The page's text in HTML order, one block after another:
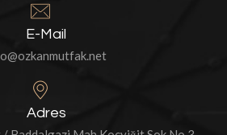
E-Mail
Adres